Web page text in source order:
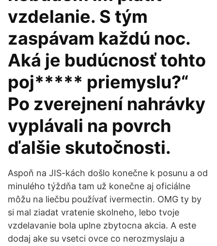
vzdelanie. S tým
zaspávam každú noc.
Aká je budúcnosť tohto
poj***** priemyslu?“
Po zverejnení nahrávky
vyplávali na povrch
ďalšie skutočnosti.
Aspoň na JIS-kách došlo konečne k posunu a od
minulého týždňa tam už konečne aj oficiálne
môžu na liečbu používať ivermectin. OMG ty by
si mal ziadat vratenie skolneho, lebo tvoje
vzdelavanie bola uplne zbytocna akcia. A este
dodaj ake su vsetci ovce co nerozmyslaju a